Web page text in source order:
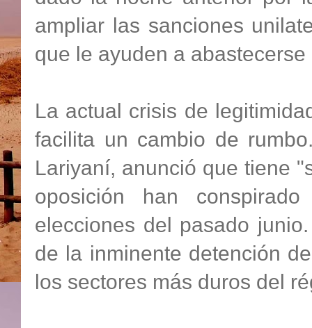
ampliar las sanciones
que le ayuden a
La actual crisis de
facilita un cambio de
Lariyaní, anunció que tiene
oposición han
elecciones del pasado
de la inminente detención
los sectores más duros del